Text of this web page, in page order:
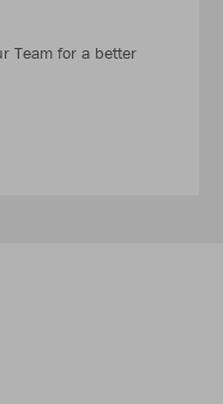
Team for a better